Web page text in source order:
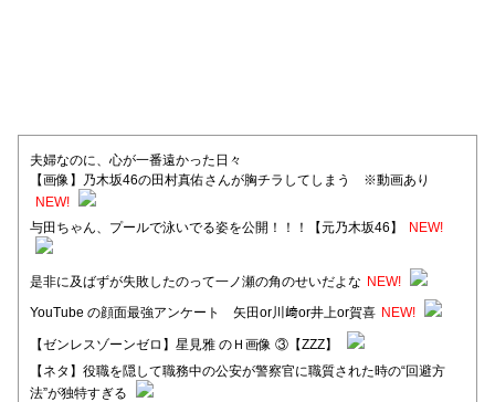
夫婦なのに、心が一番遠かった日々
【画像】乃木坂46の田村真佑さんが胸チラしてしまう ※動画あり
NEW!
与田ちゃん、プールで泳いでる姿を公開！！！【元乃木坂46】
NEW!
是非に及ばずが失敗したのって一ノ瀬の角のせいだよな NEW!
YouTube の顔面最強アンケート 矢田or川﨑or井上or賀喜 NEW!
【ゼンレスゾーンゼロ】星見雅 のＨ画像 ③【ZZZ】
【ネタ】役職を隠して職務中の公安が警察官に職質された時の“回避方
法”が独特すぎる